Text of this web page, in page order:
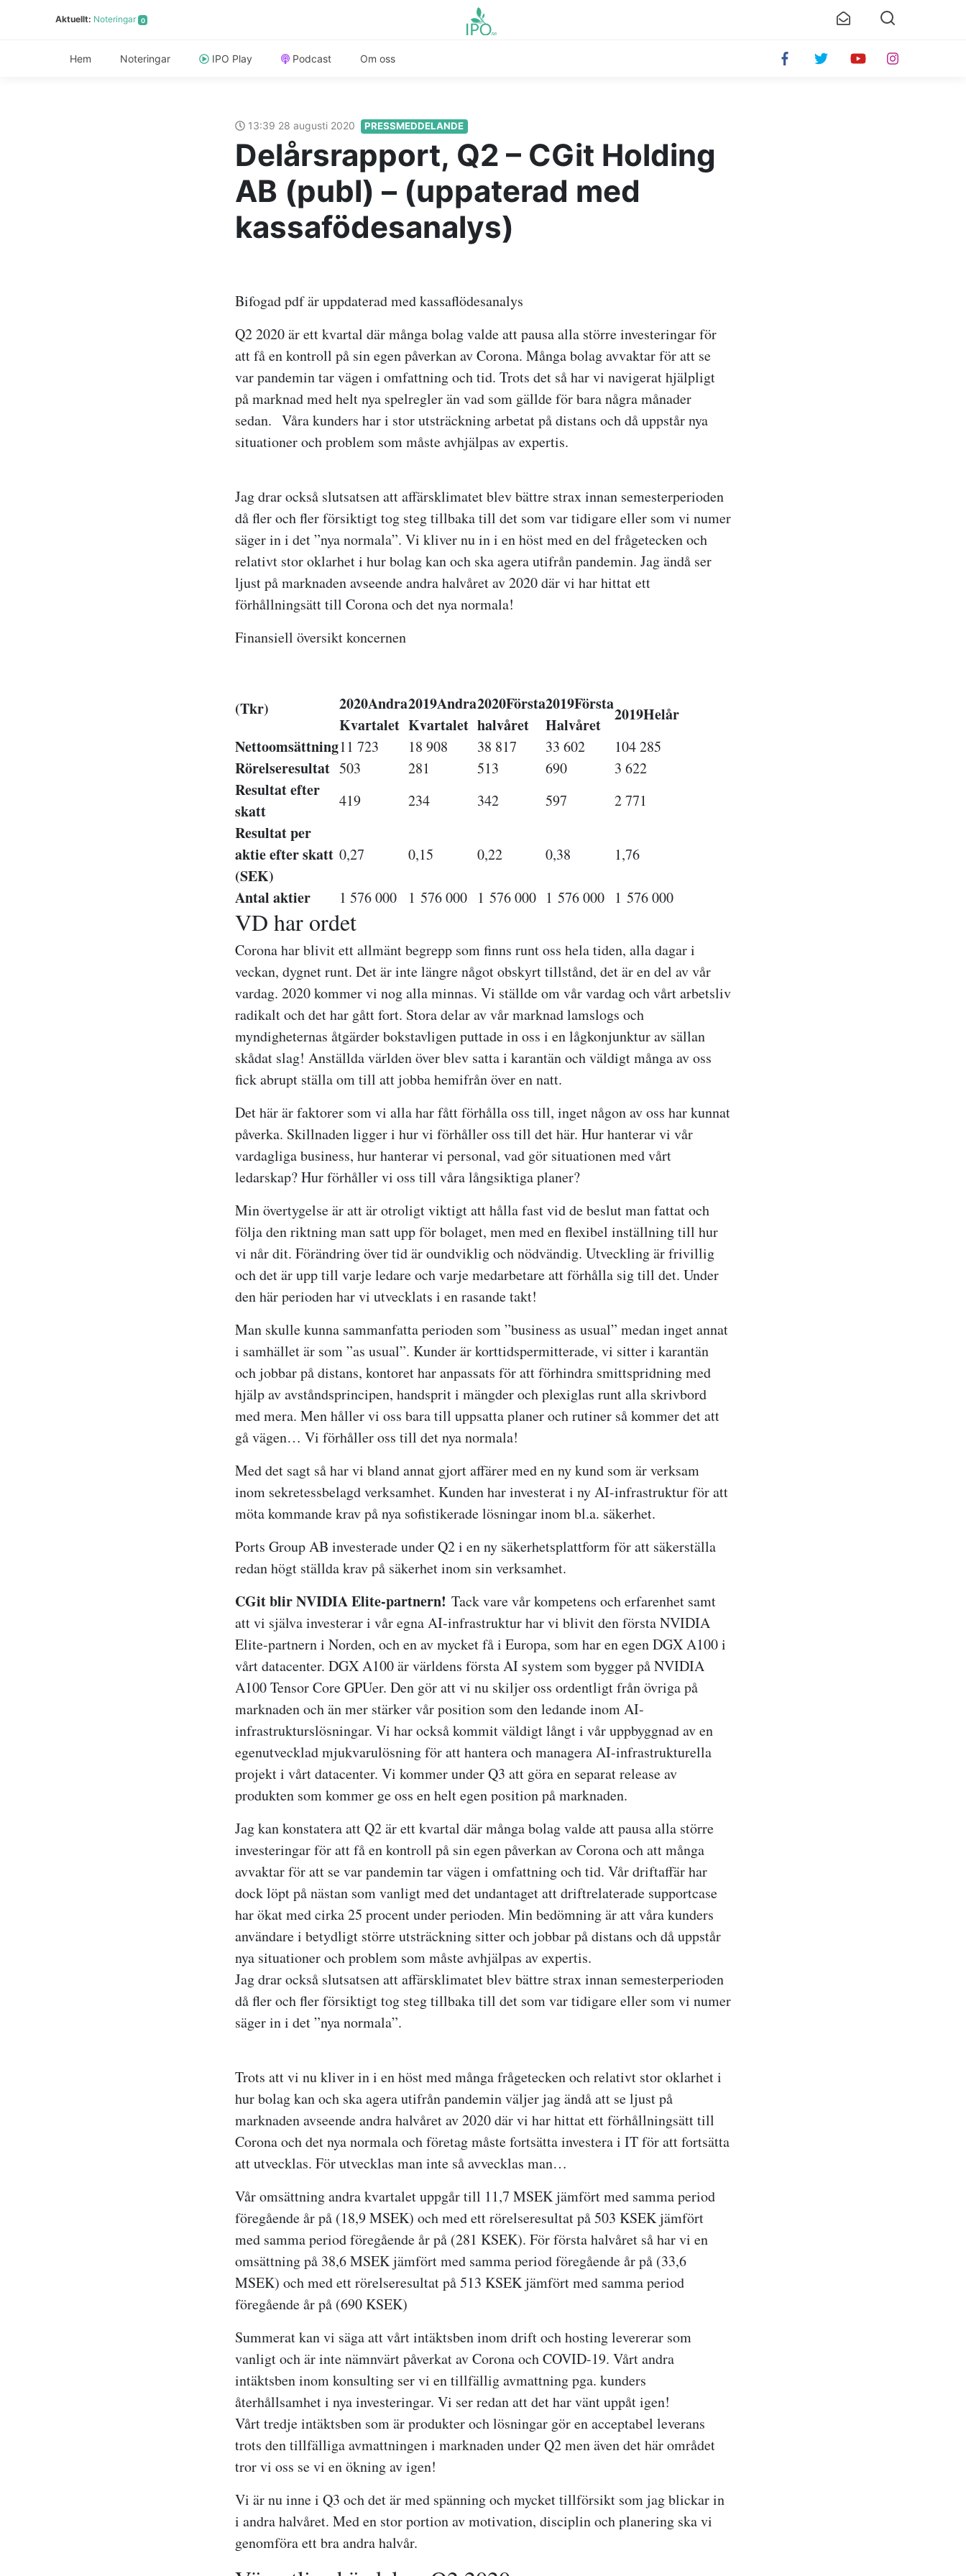
Aktuellt: Noteringar 0
Hem Noteringar IPO Play Podcast Om oss
13:39 28 augusti 2020 PRESSMEDDELANDE
Delårsrapport, Q2 – CGit Holding
AB (publ) – (uppaterad med
kassafödesanalys)
Bifogad pdf är uppdaterad med kassaflödesanalys
Q2 2020 är ett kvartal där många bolag valde att pausa alla större investeringar för
att få en kontroll på sin egen påverkan av Corona. Många bolag avvaktar för att se
var pandemin tar vägen i omfattning och tid. Trots det så har vi navigerat hjälpligt
på marknad med helt nya spelregler än vad som gällde för bara några månader
sedan. Våra kunders har i stor utsträckning arbetat på distans och då uppstår nya
situationer och problem som måste avhjälpas av expertis.
Jag drar också slutsatsen att affärsklimatet blev bättre strax innan semesterperioden
då fler och fler försiktigt tog steg tillbaka till det som var tidigare eller som vi numer
säger in i det ”nya normala”. Vi kliver nu in i en höst med en del frågetecken och
relativt stor oklarhet i hur bolag kan och ska agera utifrån pandemin. Jag ändå ser
ljust på marknaden avseende andra halvåret av 2020 där vi har hittat ett
förhållningsätt till Corona och det nya normala!
Finansiell översikt koncernen
(Tkr) 2020Andra
Kvartalet
2019Andra
Kvartalet
2020Första
halvåret
2019Första
Halvåret
2019Helår
Nettoomsättning11 723 18 908 38 817 33 602 104 285
Rörelseresultat 503 281 513 690 3 622
Resultat efter
skatt
419 234 342 597 2 771
Resultat per
aktie efter skatt
(SEK)
0,27 0,15 0,22 0,38 1,76
Antal aktier 1 576 000 1 576 000 1 576 000 1 576 000 1 576 000
VD har ordet
Corona har blivit ett allmänt begrepp som finns runt oss hela tiden, alla dagar i
veckan, dygnet runt. Det är inte längre något obskyrt tillstånd, det är en del av vår
vardag. 2020 kommer vi nog alla minnas. Vi ställde om vår vardag och vårt arbetsliv
radikalt och det har gått fort. Stora delar av vår marknad lamslogs och
myndigheternas åtgärder bokstavligen puttade in oss i en lågkonjunktur av sällan
skådat slag! Anställda världen över blev satta i karantän och väldigt många av oss
fick abrupt ställa om till att jobba hemifrån över en natt.
Det här är faktorer som vi alla har fått förhålla oss till, inget någon av oss har kunnat
påverka. Skillnaden ligger i hur vi förhåller oss till det här. Hur hanterar vi vår
vardagliga business, hur hanterar vi personal, vad gör situationen med vårt
ledarskap? Hur förhåller vi oss till våra långsiktiga planer?
Min övertygelse är att är otroligt viktigt att hålla fast vid de beslut man fattat och
följa den riktning man satt upp för bolaget, men med en flexibel inställning till hur
vi når dit. Förändring över tid är oundviklig och nödvändig. Utveckling är frivillig
och det är upp till varje ledare och varje medarbetare att förhålla sig till det. Under
den här perioden har vi utvecklats i en rasande takt!
Man skulle kunna sammanfatta perioden som ”business as usual” medan inget annat
i samhället är som ”as usual”. Kunder är korttidspermitterade, vi sitter i karantän
och jobbar på distans, kontoret har anpassats för att förhindra smittspridning med
hjälp av avståndsprincipen, handsprit i mängder och plexiglas runt alla skrivbord
med mera. Men håller vi oss bara till uppsatta planer och rutiner så kommer det att
gå vägen… Vi förhåller oss till det nya normala!
Med det sagt så har vi bland annat gjort affärer med en ny kund som är verksam
inom sekretessbelagd verksamhet. Kunden har investerat i ny AI-infrastruktur för att
möta kommande krav på nya sofistikerade lösningar inom bl.a. säkerhet.
Ports Group AB investerade under Q2 i en ny säkerhetsplattform för att säkerställa
redan högt ställda krav på säkerhet inom sin verksamhet.
CGit blir NVIDIA Elite-partnern! Tack vare vår kompetens och erfarenhet samt
att vi själva investerar i vår egna AI-infrastruktur har vi blivit den första NVIDIA
Elite-partnern i Norden, och en av mycket få i Europa, som har en egen DGX A100 i
vårt datacenter. DGX A100 är världens första AI system som bygger på NVIDIA
A100 Tensor Core GPUer. Den gör att vi nu skiljer oss ordentligt från övriga på
marknaden och än mer stärker vår position som den ledande inom AI-
infrastrukturslösningar. Vi har också kommit väldigt långt i vår uppbyggnad av en
egenutvecklad mjukvarulösning för att hantera och managera AI-infrastrukturella
projekt i vårt datacenter. Vi kommer under Q3 att göra en separat release av
produkten som kommer ge oss en helt egen position på marknaden.
Jag kan konstatera att Q2 är ett kvartal där många bolag valde att pausa alla större
investeringar för att få en kontroll på sin egen påverkan av Corona och att många
avvaktar för att se var pandemin tar vägen i omfattning och tid. Vår driftaffär har
dock löpt på nästan som vanligt med det undantaget att driftrelaterade supportcase
har ökat med cirka 25 procent under perioden. Min bedömning är att våra kunders
användare i betydligt större utsträckning sitter och jobbar på distans och då uppstår
nya situationer och problem som måste avhjälpas av expertis.
Jag drar också slutsatsen att affärsklimatet blev bättre strax innan semesterperioden
då fler och fler försiktigt tog steg tillbaka till det som var tidigare eller som vi numer
säger in i det ”nya normala”.
Trots att vi nu kliver in i en höst med många frågetecken och relativt stor oklarhet i
hur bolag kan och ska agera utifrån pandemin väljer jag ändå att se ljust på
marknaden avseende andra halvåret av 2020 där vi har hittat ett förhållningsätt till
Corona och det nya normala och företag måste fortsätta investera i IT för att fortsätta
att utvecklas. För utvecklas man inte så avvecklas man…
Vår omsättning andra kvartalet uppgår till 11,7 MSEK jämfört med samma period
föregående år på (18,9 MSEK) och med ett rörelseresultat på 503 KSEK jämfört
med samma period föregående år på (281 KSEK). För första halvåret så har vi en
omsättning på 38,6 MSEK jämfört med samma period föregående år på (33,6
MSEK) och med ett rörelseresultat på 513 KSEK jämfört med samma period
föregående år på (690 KSEK)
Summerat kan vi säga att vårt intäktsben inom drift och hosting levererar som
vanligt och är inte nämnvärt påverkat av Corona och COVID-19. Vårt andra
intäktsben inom konsulting ser vi en tillfällig avmattning pga. kunders
återhållsamhet i nya investeringar. Vi ser redan att det har vänt uppåt igen!
Vårt tredje intäktsben som är produkter och lösningar gör en acceptabel leverans
trots den tillfälliga avmattningen i marknaden under Q2 men även det här området
tror vi oss se vi en ökning av igen!
Vi är nu inne i Q3 och det är med spänning och mycket tillförsikt som jag blickar in
i andra halvåret. Med en stor portion av motivation, disciplin och planering ska vi
genomföra ett bra andra halvår.